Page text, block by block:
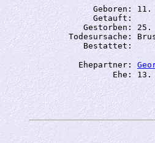
Geboren:
             Getauft:
Gestorben:
Todesursache:
          Ehepartner: